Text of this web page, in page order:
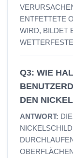
ENTFETTETE
WIRD, BILDET
Q3: WIE
DEN
ANTWORT: